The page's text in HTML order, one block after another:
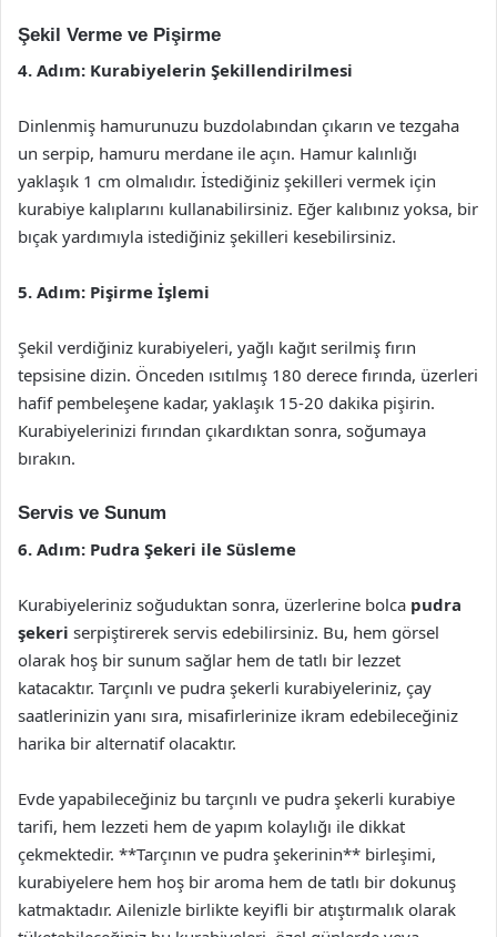
Şekil Verme ve Pişirme
4. Adım: Kurabiyelerin Şekillendirilmesi
Dinlenmiş hamurunuzu buzdolabından çıkarın ve tezgaha
un serpip, hamuru merdane ile açın. Hamur kalınlığı
yaklaşık 1 cm olmalıdır. İstediğiniz şekilleri vermek için
kurabiye kalıplarını kullanabilirsiniz. Eğer kalıbınız yoksa, bir
bıçak yardımıyla istediğiniz şekilleri kesebilirsiniz.
5. Adım: Pişirme İşlemi
Şekil verdiğiniz kurabiyeleri, yağlı kağıt serilmiş fırın
tepsisine dizin. Önceden ısıtılmış 180 derece fırında, üzerleri
hafif pembeleşene kadar, yaklaşık 15-20 dakika pişirin.
Kurabiyelerinizi fırından çıkardıktan sonra, soğumaya
bırakın.
Servis ve Sunum
6. Adım: Pudra Şekeri ile Süsleme
Kurabiyeleriniz soğuduktan sonra, üzerlerine bolca pudra
şekeri serpiştirerek servis edebilirsiniz. Bu, hem görsel
olarak hoş bir sunum sağlar hem de tatlı bir lezzet
katacaktır. Tarçınlı ve pudra şekerli kurabiyeleriniz, çay
saatlerinizin yanı sıra, misafirlerinize ikram edebileceğiniz
harika bir alternatif olacaktır.
Evde yapabileceğiniz bu tarçınlı ve pudra şekerli kurabiye
tarifi, hem lezzeti hem de yapım kolaylığı ile dikkat
çekmektedir. **Tarçının ve pudra şekerinin** birleşimi,
kurabiyelere hem hoş bir aroma hem de tatlı bir dokunuş
katmaktadır. Ailenizle birlikte keyifli bir atıştırmalık olarak